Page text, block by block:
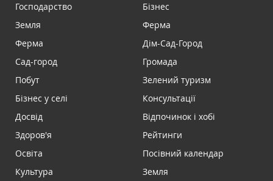
Господарство
Земля
Ферма
Сад-город
Побут
Бізнес у селі
Досвід
Здоров'я
Освіта
Культура
Бізнес
Ферма
Дім-Сад-Город
Громада
Зелений туризм
Консультації
Відпочинок і хобі
Рейтинги
Посівний календар
Земля